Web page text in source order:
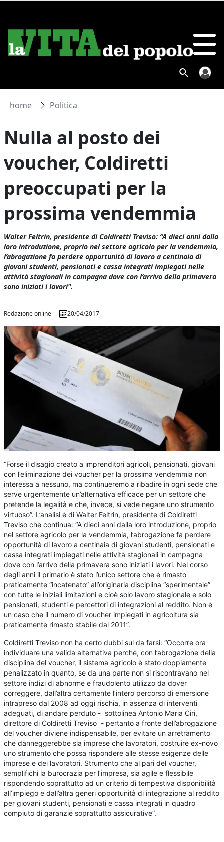
home Politica
Nulla al posto dei
voucher, Coldiretti
preoccupati per la
prossima vendemmia
Walter Feltrin, presidente di Coldiretti Treviso: “A dieci anni dalla
loro introduzione, proprio nel settore agricolo per la vendemmia,
l’abrogazione fa perdere opportunità di lavoro a centinaia di
giovani studenti, pensionati e cassa integrati impiegati nelle
attività stagionali in campagna dove con l’arrivo della primavera
sono iniziati i lavori".
Redazione online 20/04/2017
“Forse il disagio creato a imprenditori agricoli, pensionati, giovani
con l’eliminazione dei voucher per la prossima vendemmia non
interessa a nessuno, ma continueremo a ribadire in ogni sede che
serve urgentemente un’alternativa efficace per un settore che
pretende la legalità e che, invece, si vede negare uno strumento
virtuoso”. L’analisi è di Walter Feltrin, presidente di Coldiretti
Treviso che continua: “A dieci anni dalla loro introduzione, proprio
nel settore agricolo per la vendemmia, l’abrogazione fa perdere
opportunità di lavoro a centinaia di giovani studenti, pensionati e
cassa integrati impiegati nelle attività stagionali in campagna
dove con l’arrivo della primavera sono iniziati i lavori. Nel corso
degli anni il primario è stato l’unico settore che è rimasto
praticamente “incatenato” all’originaria disciplina “sperimentale”
con tutte le iniziali limitazioni e cioè solo lavoro stagionale e solo
pensionati, studenti e percettori di integrazioni al reddito. Non è
un caso che il numero di voucher impiegati in agricoltura sia
praticamente rimasto stabile dal 2011”.
Coldiretti Treviso non ha certo dubbi sul da farsi: “Occorre ora
individuare una valida alternativa perché, con l’abrogazione della
disciplina del voucher, il sistema agricolo è stato doppiamente
penalizzato in quanto, se da una parte non si riscontravano nel
settore indizi di abnorme e fraudolento utilizzo da dover
correggere, dall’altra certamente l’intero percorso di emersione
intrapreso dal 2008 ad oggi rischia, in assenza di interventi
adeguati, di andare perduto - sottolinea Antonio Maria Ciri,
direttore di Coldiretti Treviso - pertanto a fronte dell’abrogazione
del voucher diviene indispensabile, per evitare un arretramento
che danneggerebbe sia imprese che lavoratori, costruire ex-novo
uno strumento che possa rispondere alle stesse esigenze delle
imprese e dei lavoratori. Strumento che al pari del voucher,
semplifichi la burocrazia per l’impresa, sia agile e flessibile
rispondendo soprattutto ad un criterio di tempestiva disponibilità
all’impiego e dall’altra generi opportunità di integrazione al reddito
per giovani studenti, pensionati e cassa integrati in quadro
compiuto di garanzie soprattutto assicurative”.